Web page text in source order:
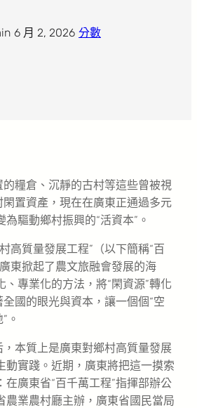
6 月 2, 2026 分數
的糧倉、沉靜的古村等這些曾被視
閑置資產，現在在廣東正通過多元
驅動鄉村振興的“活資本”。
高質量發展工程”（以下簡稱“百
東掀起了農文旅融會發展的海
、專業化的方法，將“閑資源”轉化
全國的眼光與資本，讓一個個“空
。
，本質上是廣東對鄉村高質量發展
動實踐。近期，廣東將把這一摸索
在廣東省“百千萬工程”指揮部辦公
農業農村廳主辦，廣東省國民當局